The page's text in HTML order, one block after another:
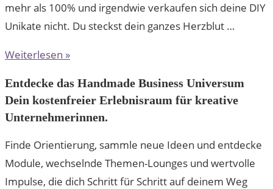
mehr als 100% und irgendwie verkaufen sich deine DIY
Unikate nicht. Du steckst dein ganzes Herzblut …
Weiterlesen »
Entdecke das Handmade Business Universum
Dein kostenfreier Erlebnisraum für kreative
Unternehmerinnen.
Finde Orientierung, sammle neue Ideen und entdecke
Module, wechselnde Themen-Lounges und wertvolle
Impulse, die dich Schritt für Schritt auf deinem Weg